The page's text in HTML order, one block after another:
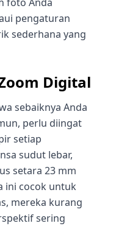
pengaturan
sederhana yang
Digital
sebaiknya Anda
perlu diingat
setiap
sudut lebar,
setara 23 mm
ini cocok untuk
mereka kurang
sering